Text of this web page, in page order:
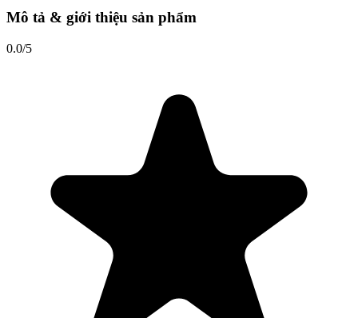
Mô tả & giới thiệu sản phẩm
0.0/5